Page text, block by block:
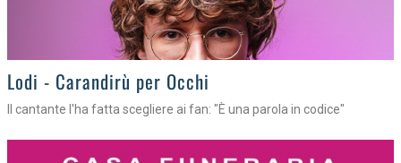
Lodi - Carandirù per Occhi
Il cantante l'ha fatta scegliere ai fan: "È una parola in codice"